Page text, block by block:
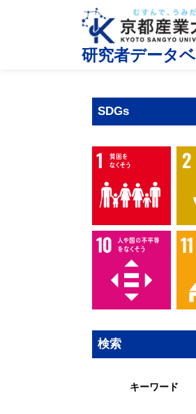
研究者データ
SDGs
検索
キーワード